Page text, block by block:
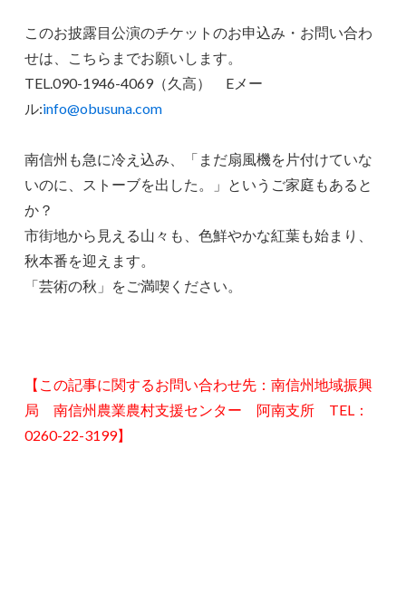
このお披露目公演のチケットのお申込み・お問い合わ
せは、こちらまでお願いします。
TEL.090-1946-4069（久高） Eメー
ル:info@obusuna.com
南信州も急に冷え込み、「まだ扇風機を片付けていな
いのに、ストーブを出した。」というご家庭もあると
か？
市街地から見える山々も、色鮮やかな紅葉も始まり、
秋本番を迎えます。
「芸術の秋」をご満喫ください。
【この記事に関するお問い合わせ先：南信州地域振興
局 南信州農業農村支援センター 阿南支所 TEL：
0260-22-3199】